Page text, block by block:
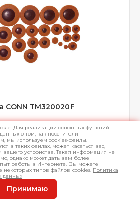
CONN TM320020F
лак.
Для реализации основных функций
о том, как посетители
мы используем cookies-файлы.
в таких файлах, может касаться вас,
устройства. Такая информация не
однако может дать вам более
работы в Интернете. Вы можете
некоторых типов файлов cookies. Политика
данных
Принимаю